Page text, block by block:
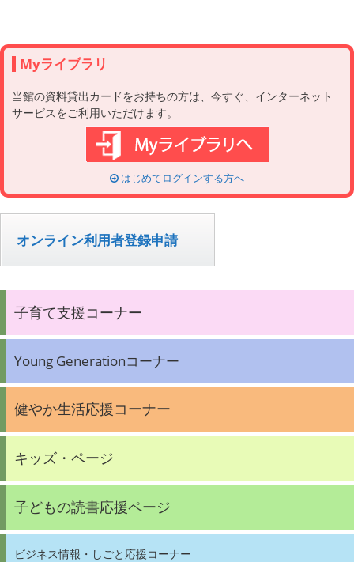
Myライブラリ
当館の資料貸出カードをお持ちの方は、今すぐ、インターネット
サービスをご利用いただけます。
はじめてログインする方へ
オンライン利用者登録申請
子育て支援コーナー
Young Generationコーナー
健やか生活応援コーナー
キッズ・ページ
子どもの読書応援ページ
ビジネス情報・しごと応援コーナー